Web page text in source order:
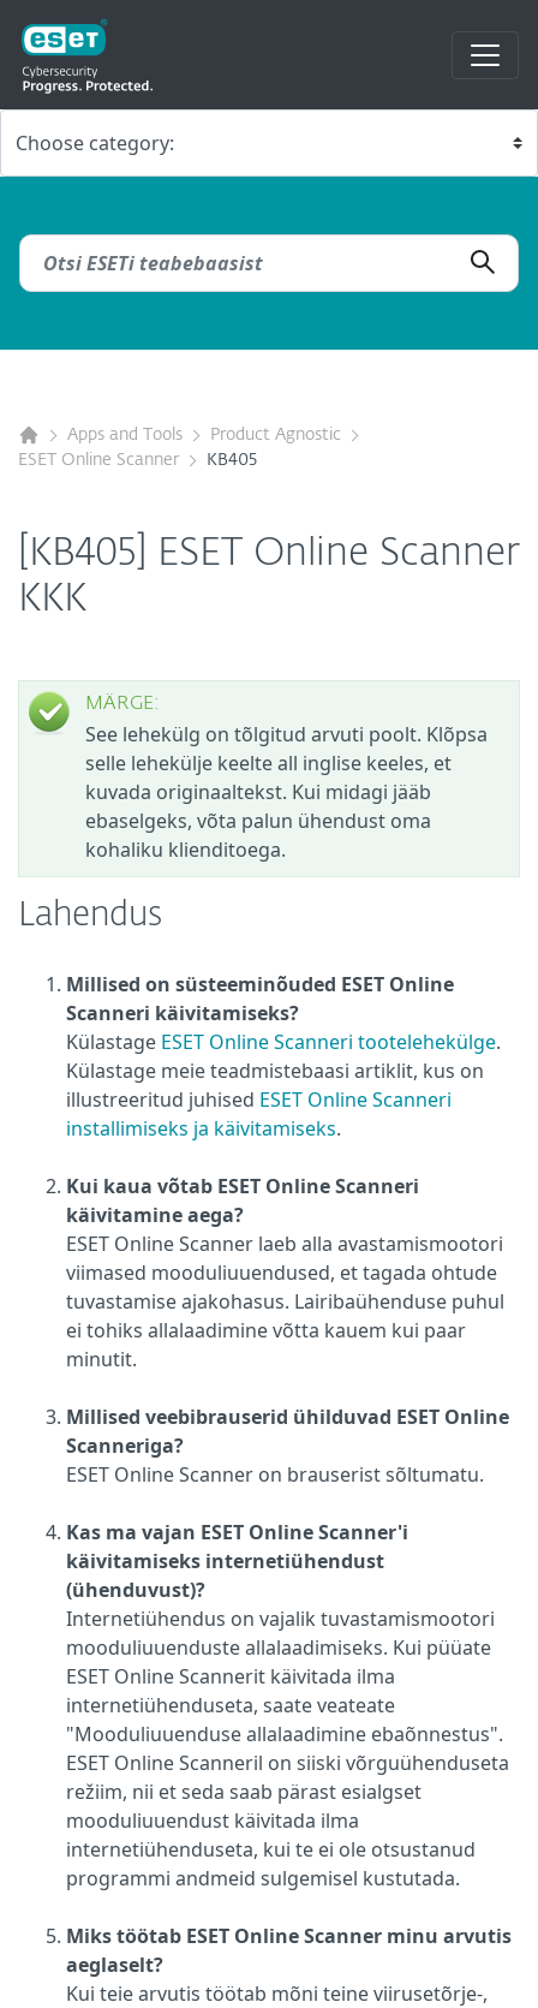
Apps and Tools
Product Agnostic
ESET Online Scanner
KB405
[KB405] ESET Online Scanner
KKK
MÄRGE:
See lehekülg on tõlgitud arvuti poolt. Klõpsa
selle lehekülje keelte all inglise keeles, et
kuvada originaaltekst. Kui midagi jääb
ebaselgeks, võta palun ühendust oma
kohaliku klienditoega.
Lahendus
Millised on süsteeminõuded ESET Online
Scanneri käivitamiseks?
Külastage ESET Online Scanneri tootelehekülge.
Külastage meie teadmistebaasi artiklit, kus on
illustreeritud juhised ESET Online Scanneri
installimiseks ja käivitamiseks.
Kui kaua võtab ESET Online Scanneri
käivitamine aega?
ESET Online Scanner laeb alla avastamismootori
viimased mooduliuuendused, et tagada ohtude
tuvastamise ajakohasus. Lairibaühenduse puhul
ei tohiks allalaadimine võtta kauem kui paar
minutit.
Millised veebibrauserid ühilduvad ESET Online
Scanneriga?
ESET Online Scanner on brauserist sõltumatu.
Kas ma vajan ESET Online Scanner'i
käivitamiseks internetiühendust
(ühenduvust)?
Internetiühendus on vajalik tuvastamismootori
mooduliuuenduste allalaadimiseks. Kui püüate
ESET Online Scannerit käivitada ilma
internetiühenduseta, saate veateate
"Mooduliuuenduse allalaadimine ebaõnnestus".
ESET Online Scanneril on siiski võrguühenduseta
režiim, nii et seda saab pärast esialgset
mooduliuuendust käivitada ilma
internetiühenduseta, kui te ei ole otsustanud
programmi andmeid sulgemisel kustutada.
Miks töötab ESET Online Scanner minu arvutis
aeglaselt?
Kui teie arvutis töötab mõni teine viirusetõrje-,